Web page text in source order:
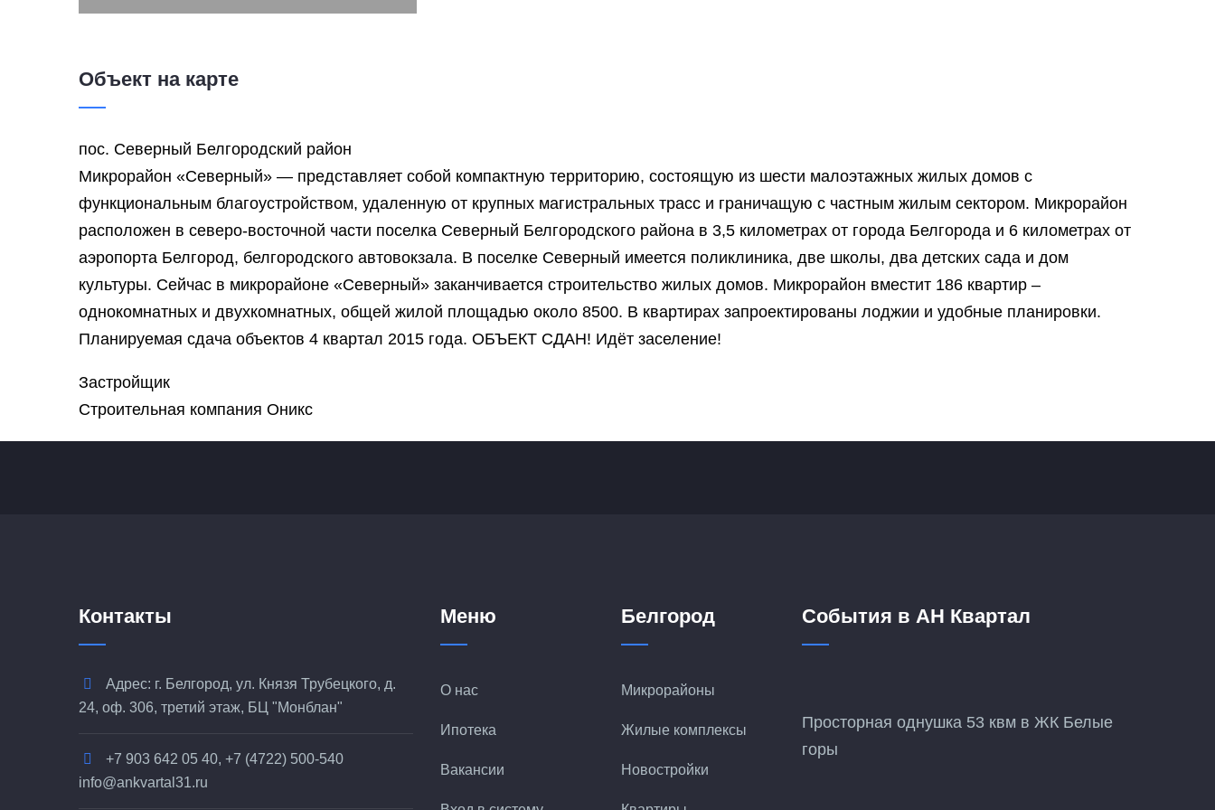
Объект на карте
пос. Северный Белгородский район
Микрорайон «Северный» — представляет собой компактную территорию, состоящую из шести малоэтажных жилых домов с
функциональным благоустройством, удаленную от крупных магистральных трасс и граничащую с частным жилым сектором. Микрорайон
расположен в северо-восточной части поселка Северный Белгородского района в 3,5 километрах от города Белгорода и 6 километрах от
аэропорта Белгород, белгородского автовокзала. В поселке Северный имеется поликлиника, две школы, два детских сада и дом
культуры. Сейчас в микрорайоне «Северный» заканчивается строительство жилых домов. Микрорайон вместит 186 квартир –
однокомнатных и двухкомнатных, общей жилой площадью около 8500. В квартирах запроектированы лоджии и удобные планировки.
Планируемая сдача объектов 4 квартал 2015 года. ОБЪЕКТ СДАН! Идёт заселение!
Застройщик
Строительная компания Оникс
Контакты
Адрес: г. Белгород, ул. Князя Трубецкого, д.
24, оф. 306, третий этаж, БЦ "Монблан"
+7 903 642 05 40, +7 (4722) 500-540
info@ankvartal31.ru
Меню
О нас
Ипотека
Вакансии
Белгород
Микрорайоны
Жилые комплексы
Новостройки
События в АН Квартал
Просторная однушка 53 квм в ЖК Белые
горы